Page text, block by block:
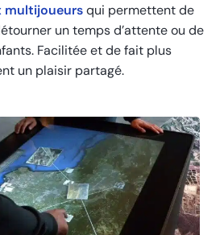
multijoueursqui permettent de
un temps d’attente ou de
Facilitée et de fait plus
un plaisir partagé.